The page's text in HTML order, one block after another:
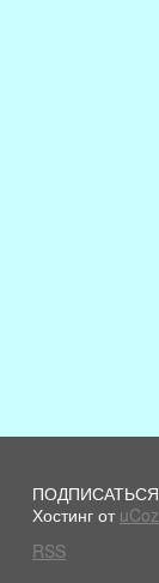
ПОДПИСАТЬСЯ
Хостинг от uCoz
RSS